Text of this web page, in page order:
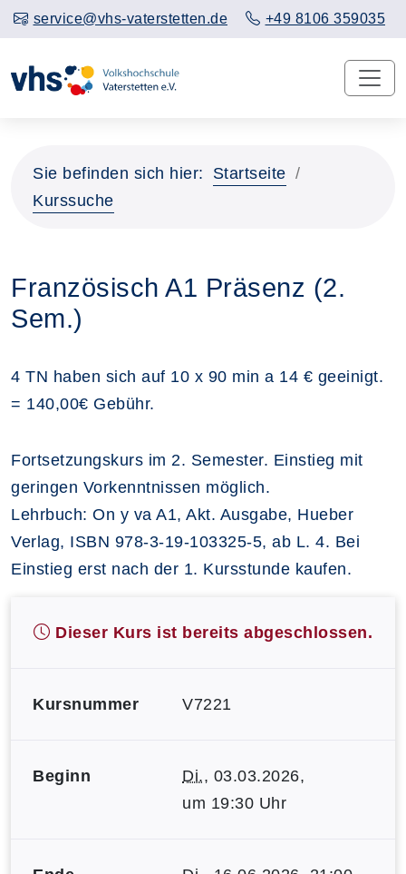
service@vhs-vaterstetten.de +49 8106 359035
Sie befinden sich hier:
Startseite
Kurssuche
Französisch A1 Präsenz (2.
Sem.)
4 TN haben sich auf 10 x 90 min a 14 € geeinigt.
= 140,00€ Gebühr.
Fortsetzungskurs im 2. Semester. Einstieg mit
geringen Vorkenntnissen möglich.
Lehrbuch: On y va A1, Akt. Ausgabe, Hueber
Verlag, ISBN 978-3-19-103325-5, ab L. 4. Bei
Einstieg erst nach der 1. Kursstunde kaufen.
Dieser Kurs ist bereits abgeschlossen.
Kursnummer V7221
Beginn Di., 03.03.2026,
um 19:30 Uhr